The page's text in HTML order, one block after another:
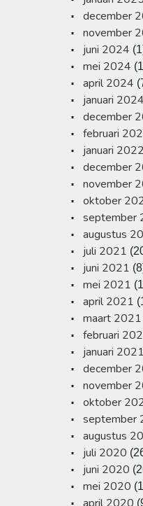
december
november
juni 2024
mei 2024
april 2024
januari 2024
december
februari
januari 2022
december
november
oktober
september
augustus
juli 2021
juni 2021
mei 2021
april 2021
maart 2021
februari
januari 2021
december
november
oktober
september
augustus
juli 2020
juni 2020
mei 2020
april 2020